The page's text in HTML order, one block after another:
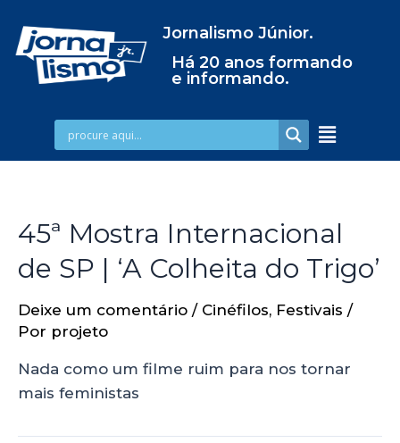
Jornalismo Júnior.
Há 20 anos formando
e informando.
45ª Mostra Internacional
de SP | ‘A Colheita do Trigo’
Deixe um comentário / Cinéfilos, Festivais /
Por projeto
Nada como um filme ruim para nos tornar
mais feministas